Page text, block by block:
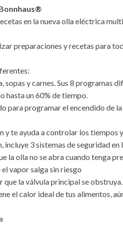
en la nueva olla eléctrica
preparaciones y recetas para
sopas y carnes. Sus 8 programas
hasta un 60% de tiempo.
para programar el encendido de
y te ayuda a controlar los tiempos
incluye 3 sistemas de seguridad en
la olla no se abra cuando tenga
vapor salga sin riesgo
la válvula principal se obstruya.
el calor ideal de tus alimentos,